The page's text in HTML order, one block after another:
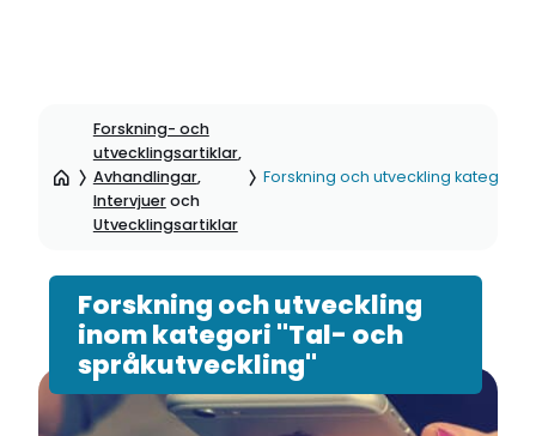
sidinnehåll
Forskning- och
utvecklingsartiklar,
Avhandlingar,
Intervjueroch
Utvecklingsartiklar
Forskning och utveckling kategori:
Forskning och utveckling
inom kategori "Tal- och
språkutveckling"